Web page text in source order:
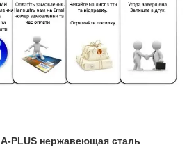
PLUS нержавеющая сталь